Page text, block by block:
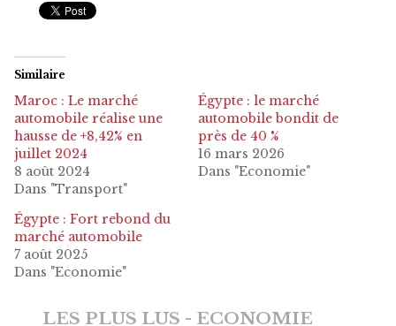
Similaire
Maroc : Le marché
automobile réalise une
hausse de +8,42% en
juillet 2024
8 août 2024
Dans "Transport"
Égypte : le marché
automobile bondit de
près de 40 %
16 mars 2026
Dans "Economie"
Égypte : Fort rebond du
marché automobile
7 août 2025
Dans "Economie"
LES PLUS LUS - ECONOMIE